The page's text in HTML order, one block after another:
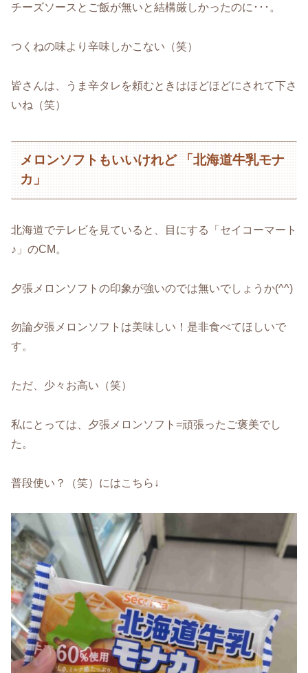
チーズソースとご飯が無いと結構厳しかったのに･･･。
つくねの味より辛味しかこない（笑）
皆さんは、うま辛タレを頼むときはほどほどにされて下さ
いね（笑）
メロンソフトもいいけれど 「北海道牛乳モナ
カ」
北海道でテレビを見ていると、目にする「セイコーマート
♪」のCM。
夕張メロンソフトの印象が強いのでは無いでしょうか(^^)
勿論夕張メロンソフトは美味しい！是非食べてほしいで
す。
ただ、少々お高い（笑）
私にとっては、夕張メロンソフト=頑張ったご褒美でし
た。
普段使い？（笑）にはこちら↓